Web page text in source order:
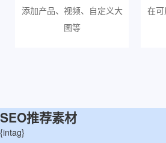
添加产品、视频、自定义大
图等
在
SEO推荐素材
{intag}